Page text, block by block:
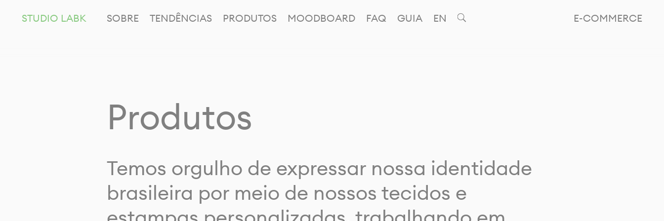
E-COMMERCE
STUDIO LABK SOBRE TENDÊNCIAS PRODUTOS MOODBOARD FAQ GUIA EN
Produtos
Temos orgulho de expressar nossa identidade
brasileira por meio de nossos tecidos e